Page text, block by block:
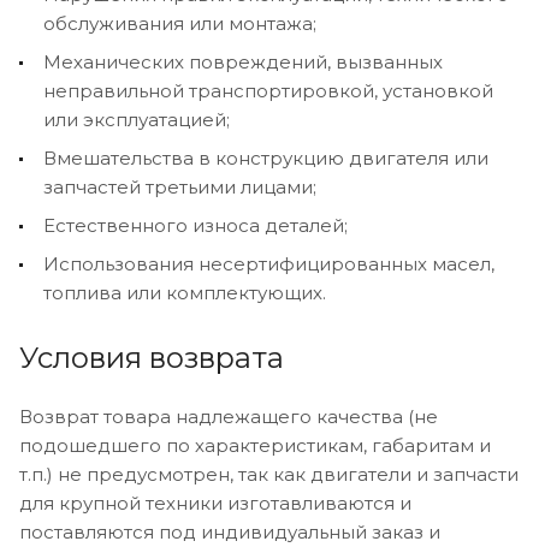
обслуживания или монтажа;
Механических повреждений, вызванных
неправильной транспортировкой, установкой
или эксплуатацией;
Вмешательства в конструкцию двигателя или
запчастей третьими лицами;
Естественного износа деталей;
Использования несертифицированных масел,
топлива или комплектующих.
Условия возврата
Возврат товара надлежащего качества (не
подошедшего по характеристикам, габаритам и
т.п.) не предусмотрен, так как двигатели и запчасти
для крупной техники изготавливаются и
поставляются под индивидуальный заказ и